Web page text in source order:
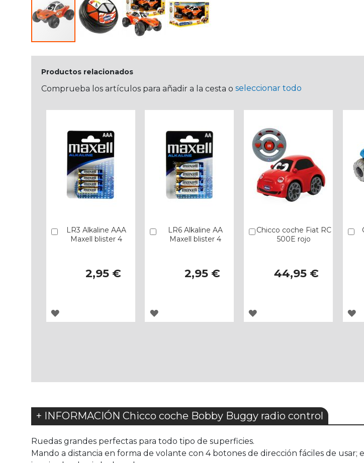
Productos relacionados
Comprueba los artículos para añadir a la cesta o seleccionar todo
LR3 Alkaline AAA
Maxell blister 4
2,95 €
Añadir
AGREGAR
LR6 Alkaline AA
Maxell blister 4
2,95 €
Añadir
AGREGAR
Chicco coche Fiat RC
500E rojo
44,95 €
Añadir
AGREGAR
+ INFORMACIÓN Chicco coche Bobby Buggy radio control
Ruedas grandes perfectas para todo tipo de superficies.
Mando a distancia en forma de volante con 4 botones de dirección fáciles de